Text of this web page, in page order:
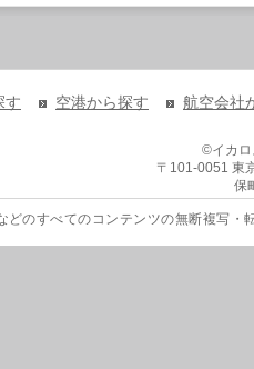
す 空港から探す 航空会社
©イカ
〒101-0051 東
保
どのすべてのコンテンツの無断複